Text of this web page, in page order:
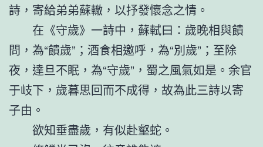
詩，寄給弟弟蘇轍，以抒發懷念之情。
在《守歲》一詩中，蘇軾曰：歲晚相與饋
問，為“饋歲”；酒食相邀呼，為“別歲”；至除
夜，達旦不眠，為“守歲”，蜀之風氣如是。余官
于岐下，歲暮思回而不成得，故為此三詩以寄
子由。
欲知垂盡歲，有似赴壑蛇。